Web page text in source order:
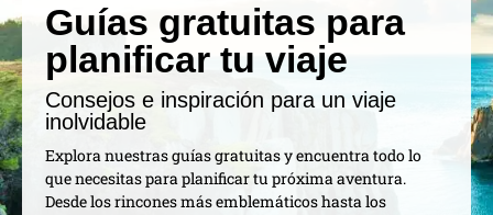
Guías gratuitas para
planificar tu viaje
Consejos e inspiración para un viaje
inolvidable
Explora nuestras guías gratuitas y encuentra todo lo
que necesitas para planificar tu próxima aventura.
Desde los rincones más emblemáticos hasta los